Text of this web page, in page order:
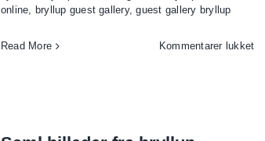
online, bryllup guest gallery,guest gallery bryllup
Read More Kommentarer lukkettil